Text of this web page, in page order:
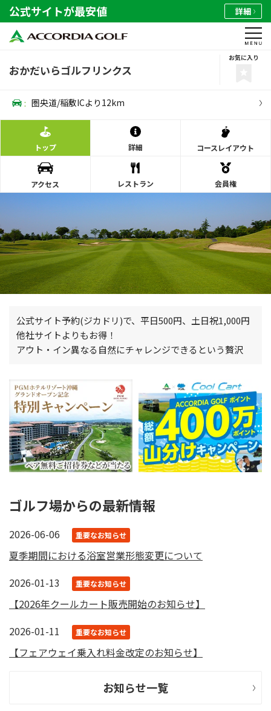
公式サイトが最安値 詳細
おかだいらゴルフリンクス
お気に入り
: 圏央道/稲敷ICより12km
トップ 詳細 コースレイアウト
アクセス レストラン 会員権
公式サイト予約(ジカドリ)で、平日500円、土日祝1,000円
他社サイトよりもお得！
アウト・イン異なる自然にチャレンジできるという贅沢
ゴルフ場からの最新情報
2026-06-06 重要なお知らせ
夏季期間における浴室営業形態変更について
2026-01-13
重要なお知らせ
【2026年クールカート販売開始のお知らせ】
2026-01-11
重要なお知らせ
【フェアウェイ乗入れ料金改定のお知らせ】
お知らせ一覧